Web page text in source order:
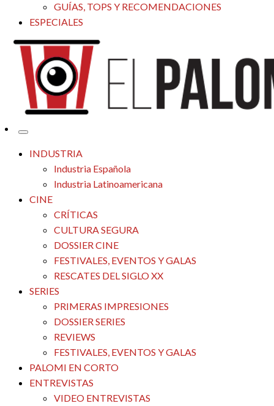
GUÍAS, TOPS Y RECOMENDACIONES
ESPECIALES
El Palomitrón
Tu espacio de la industria de cine española y latinoamericana
INDUSTRIA
Industria Española
Industria Latinoamericana
CINE
CRÍTICAS
CULTURA SEGURA
DOSSIER CINE
FESTIVALES, EVENTOS Y GALAS
RESCATES DEL SIGLO XX
SERIES
PRIMERAS IMPRESIONES
DOSSIER SERIES
REVIEWS
FESTIVALES, EVENTOS Y GALAS
PALOMI EN CORTO
ENTREVISTAS
VIDEO ENTREVISTAS